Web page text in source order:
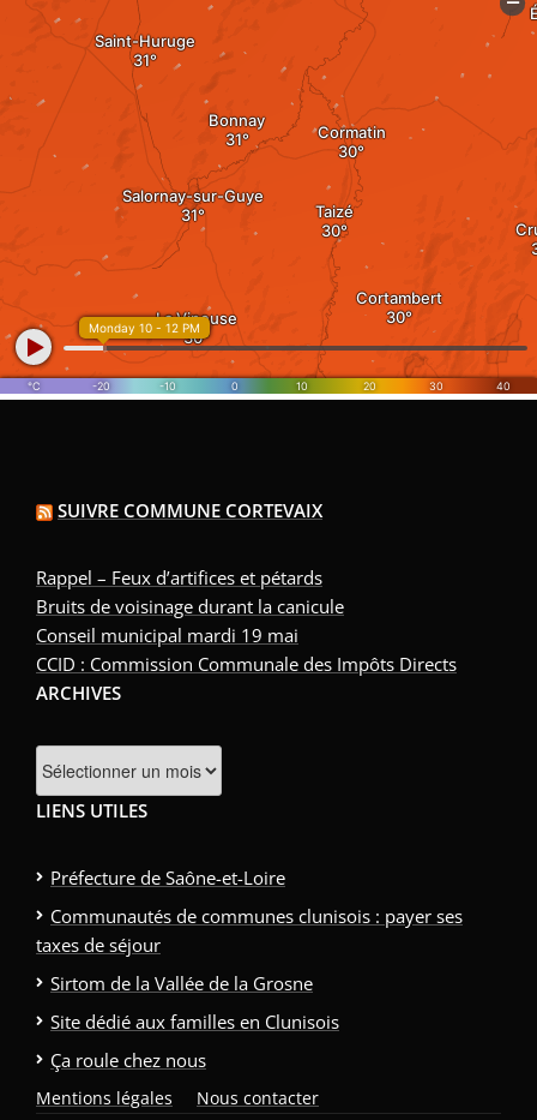
SUIVRE COMMUNE CORTEVAIX
Rappel – Feux d’artifices et pétards
Bruits de voisinage durant la canicule
Conseil municipal mardi 19 mai
CCID : Commission Communale des Impôts Directs
ARCHIVES
Archives
LIENS UTILES
Préfecture de Saône-et-Loire
Communautés de communes clunisois : payer ses
taxes de séjour
Sirtom de la Vallée de la Grosne
Site dédié aux familles en Clunisois
Ça roule chez nous
Mentions légales Nous contacter